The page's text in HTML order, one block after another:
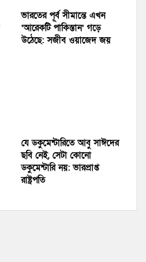
ভারতের পূর্ব সীমান্তে এখন
‘আরেকটি পাকিস্তান’ গড়ে
উঠেছে: সজীব ওয়াজেদ জয়
যে ডকুমেন্টারিতে আবু সাঈদের
ছবি নেই, সেটা কোনো
ডকুমেন্টারি নয়: ভারপ্রাপ্ত
রাষ্ট্রপতি